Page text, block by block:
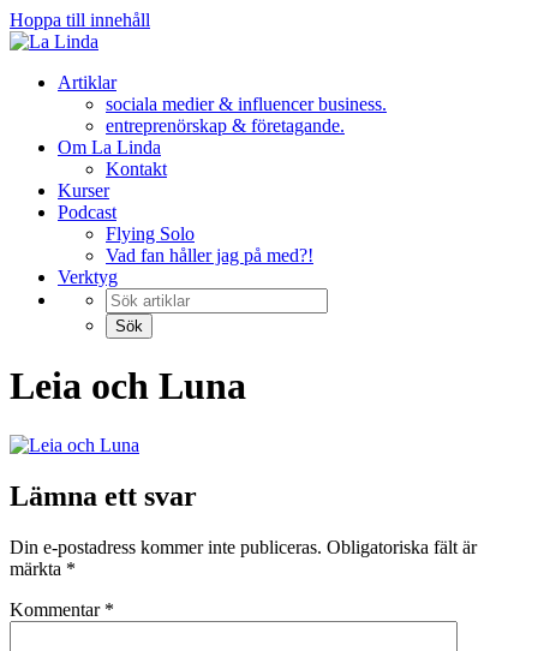
Hoppa till innehåll
Artiklar
sociala medier & influencer business.
entreprenörskap & företagande.
Om La Linda
Kontakt
Kurser
Podcast
Flying Solo
Vad fan håller jag på med?!
Verktyg
Leia och Luna
Lämna ett svar
Din e-postadress kommer inte publiceras. Obligatoriska fält är
märkta *
Kommentar *